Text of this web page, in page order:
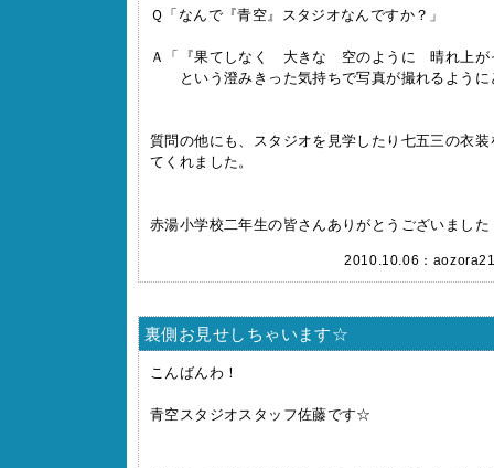
Ｑ「なんで『青空』スタジオなんですか？」
Ａ「『果てしなく 大きな 空のように 晴れ上
という澄みきった気持ちで写真が撮れるように
質問の他にも、スタジオを見学したり七五三の衣
てくれました。
赤湯小学校二年生の皆さんありがとうございました
2010.10.06：
裏側お見せしちゃいます☆
こんばんわ！
青空スタジオスタッフ佐藤です☆